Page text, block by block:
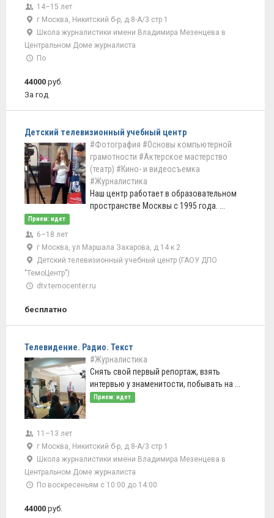
14–15 лет
г Москва, Никитский б-р, д 8-А/3 стр 1
Школа журналистики имени Владимира Мезенцева в
Центральном Доме журналиста
По
44000 руб.
За год
Детский телевизионный учебный центр
#Фотография #Основы компьютерной
грамотности #Актерское мастерство
(театр) #Кино- и видеосъемка
#Журналистика
Наш центр работает в образовательном
пространстве Москвы с 1995 года. ...
Прием: идет
6–18 лет
г Москва, ул Маршала Захарова, д 14 к 2
Детский телевизионный учебный центр (ГАОУ ДПО
"ТемоЦентр")
dtv.temocenter.ru
бесплатно
Телевидение. Радио. Текст
#Журналистика
Снять свой первый репортаж, взять
интервью у знаменитости, побывать на ...
Прием: идет
11–13 лет
г Москва, Никитский б-р, д 8-А/3 стр 1
Школа журналистики имени Владимира Мезенцева в
Центральном Доме журналиста
По воскресеньям с 10:00 до 14:00
44000 руб.